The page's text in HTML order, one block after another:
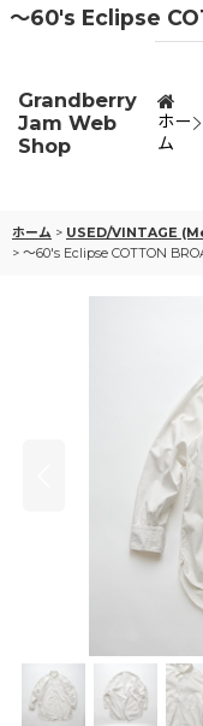
〜60's Eclipse
Grandberry
Jam Web
Shop
ホー
ム
ホーム > USED/VINTAGE
> 〜60's Eclipse COTTON